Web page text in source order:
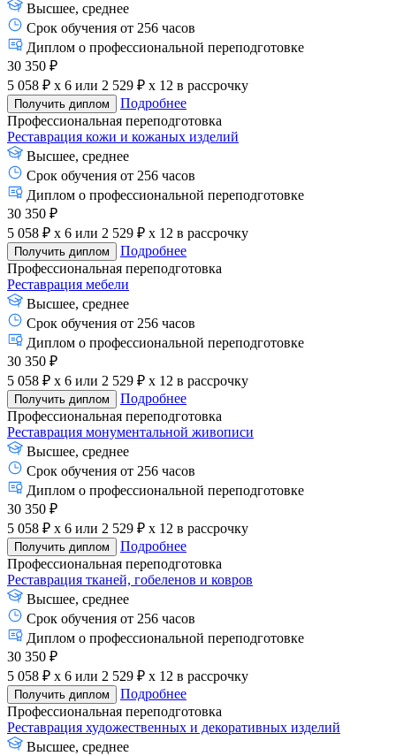
Высшее, среднее
Срок обучения от 256 часов
Диплом о профессиональной переподготовке
30 350 ₽
5 058 ₽ x 6 или 2 529 ₽ x 12 в рассрочку
Получить диплом
Подробнее
Профессиональная переподготовка
Реставрация кожи и кожаных изделий
Высшее, среднее
Срок обучения от 256 часов
Диплом о профессиональной переподготовке
30 350 ₽
5 058 ₽ x 6 или 2 529 ₽ x 12 в рассрочку
Получить диплом
Подробнее
Профессиональная переподготовка
Реставрация мебели
Высшее, среднее
Срок обучения от 256 часов
Диплом о профессиональной переподготовке
30 350 ₽
5 058 ₽ x 6 или 2 529 ₽ x 12 в рассрочку
Получить диплом
Подробнее
Профессиональная переподготовка
Реставрация монументальной живописи
Высшее, среднее
Срок обучения от 256 часов
Диплом о профессиональной переподготовке
30 350 ₽
5 058 ₽ x 6 или 2 529 ₽ x 12 в рассрочку
Получить диплом
Подробнее
Профессиональная переподготовка
Реставрация тканей, гобеленов и ковров
Высшее, среднее
Срок обучения от 256 часов
Диплом о профессиональной переподготовке
30 350 ₽
5 058 ₽ x 6 или 2 529 ₽ x 12 в рассрочку
Получить диплом
Подробнее
Профессиональная переподготовка
Реставрация художественных и декоративных изделий
Высшее, среднее